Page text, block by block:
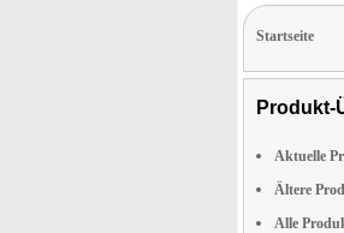
Startseite
Produkt-
Aktuelle
Ältere
Alle